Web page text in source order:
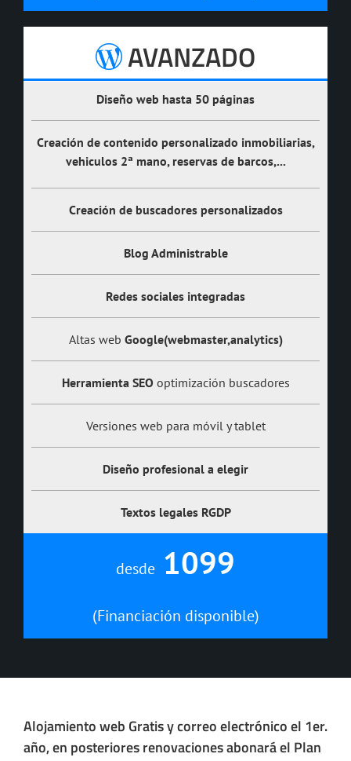
AVANZADO
Diseño web hasta 50 páginas
Creación de contenido personalizado inmobiliarias,
vehiculos 2ª mano, reservas de barcos,...
Creación de buscadores personalizados
Blog Administrable
Redes sociales integradas
Altas web Google(webmaster,analytics)
Herramienta SEO optimización buscadores
Versiones web para móvil y tablet
Diseño profesional a elegir
Textos legales RGDP
desde 1099
(Financiación disponible)
Alojamiento web Gratis y correo electrónico el 1er.
año, en posteriores renovaciones abonará el Plan